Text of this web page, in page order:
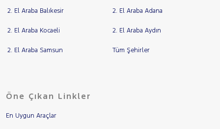
2. El Araba Balıkesir 2. El Araba Adana
2. El Araba Kocaeli 2. El Araba Aydın
2. El Araba Samsun Tüm Şehirler
Öne Çıkan Linkler
En Uygun Araçlar